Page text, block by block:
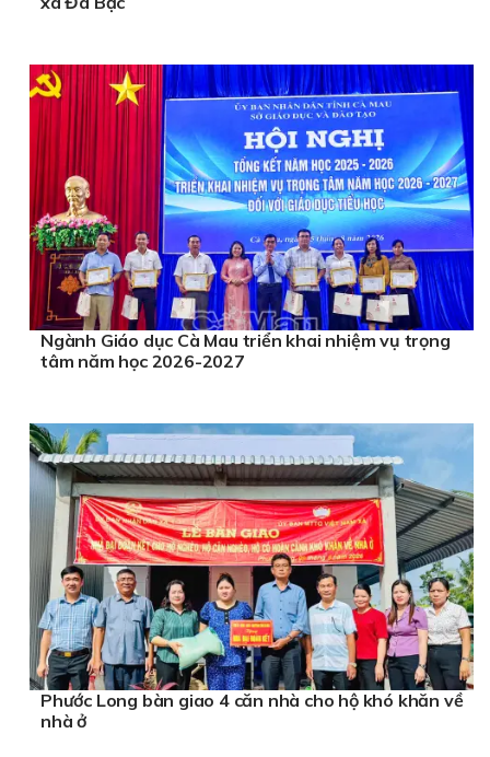
Ngành Giáo dục Cà Mau triển khai nhiệm vụ trọng
tâm năm học 2026-2027
Phước Long bàn giao 4 căn nhà cho hộ khó khăn về
nhà ở